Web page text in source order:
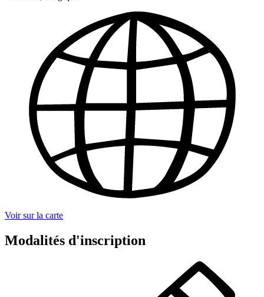
Voir sur la carte
Modalités d'inscription